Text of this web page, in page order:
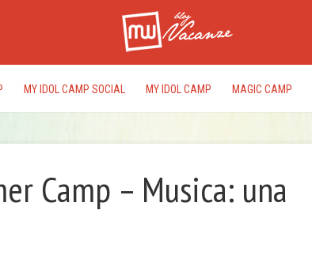
MY IDOL CAMP SOCIAL MY IDOL CAMP MAGIC CAMP
Camp – Musica: una